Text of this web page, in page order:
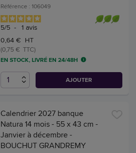
Référence : 106049
5/5 - 1 avis
0,64 € HT
(0,75 € TTC)
EN STOCK, LIVRÉ EN 24/48H
AJOUTER
Calendrier 2027 banque
Natura 14 mois - 55 x 43 cm -
Janvier à décembre -
BOUCHUT GRANDREMY